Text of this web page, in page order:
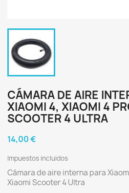
CÁMARA DE AIRE
XIAOMI 4, XIAOMI 4
SCOOTER 4 ULTRA
14,00 €
Impuestos incluidos
Cámara de aire interna para
Xiaomi Scooter 4 Ultra